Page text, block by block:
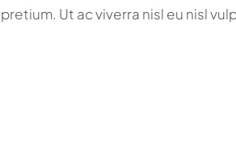
Ut ac viverra nisl eu nisl